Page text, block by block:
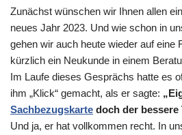
Zunächst wünschen wir Ihnen allen
neues Jahr 2023. Und wie schon in
gehen wir auch heute wieder auf eine
kürzlich ein Neukunde in einem
Im Laufe dieses Gesprächs hatte es
ihm „Klick“ gemacht, als er sagte:
Sachbezugskarte doch der bessere
Und ja, er hat vollkommen recht. In